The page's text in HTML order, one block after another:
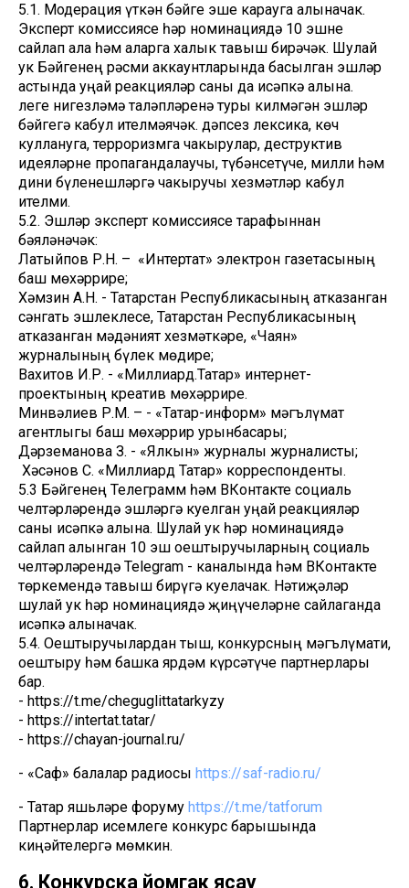
5.1. Модерация үткән бәйге эше карауга алыначак.
Эксперт комиссиясе һәр номинациядә 10 эшне
сайлап ала һәм аларга халык тавыш бирәчәк. Шулай
ук Бәйгенең рәсми аккаунтларында басылган эшләр
астында уңай реакцияләр саны да исәпкә алына.
Әлеге нигезләмә таләпләренә туры килмәгән эшләр
бәйгегә кабул ителмәячәк. Әдәпсез лексика, көч
куллануга, терроризмга чакырулар, деструктив
идеяләрне пропагандалаучы, түбәнсетүче, милли һәм
дини бүленешләргә чакыручы хезмәтләр кабул
ителми.
5.2. Эшләр эксперт комиссиясе тарафыннан
бәяләнәчәк:
Латыйпов Р.Н. – «Интертат» электрон газетасының
баш мөхәррире;
Хәмзин А.Н. - Татарстан Республикасының атказанган
сәнгать эшлеклесе, Татарстан Республикасының
атказанган мәдәният хезмәткәре, «Чаян»
журналының бүлек мөдире;
Вахитов И.Р. - «Миллиард.Татар» интернет-
проектының креатив мөхәррире.
Минвәлиев Р.М. – - «Татар-информ» мәгълүмат
агентлыгы баш мөхәррир урынбасары;
Дәрземанова З. - «Ялкын» журналы журналисты;
Хәсәнов С. «Миллиард Татар» корреспонденты.
5.3 Бәйгенең Телеграмм һәм ВКонтакте социаль
челтәрләрендә эшләргә куелган уңай реакцияләр
саны исәпкә алына. Шулай ук һәр номинациядә
сайлап алынган 10 эш оештыручыларның социаль
челтәрләрендә Telegram - каналында һәм ВКонтакте
төркемендә тавыш бирүгә куелачак. Нәтиҗәләр
шулай ук һәр номинациядә җиңүчеләрне сайлаганда
исәпкә алыначак.
5.4. Оештыручылардан тыш, конкурсның мәгълүмати,
оештыру һәм башка ярдәм күрсәтүче партнерлары
бар.
- https://t.me/cheguglittatarkyzy
- https://intertat.tatar/
- https://chayan-journal.ru/
- «Саф» балалар радиосы https://saf-radio.ru/
- Татар яшьләре форуму https://t.me/tatforum
Партнерлар исемлеге конкурс барышында
киңәйтелергә мөмкин.
6. Конкурска йомгак ясау